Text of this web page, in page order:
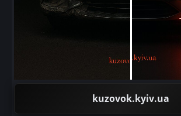
kuzovok.kyiv.ua